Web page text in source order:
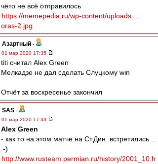
чёто не всё отправилось
https://memepedia.ru/wp-content/uploads ...
oras-2.jpg
Азартный -
01 мар 2020 17:35
titi считал Alex Green
Мелкадзе не дал сделать Слуцкому win
Отчёт за воскресенье закончил
SAS -
01 мар 2020 17:33
Alex Green
- как то на этом матче на Ст.Дин. встретились ...
:-)
http://www.rusteam.permian.ru/history/2001_10.h